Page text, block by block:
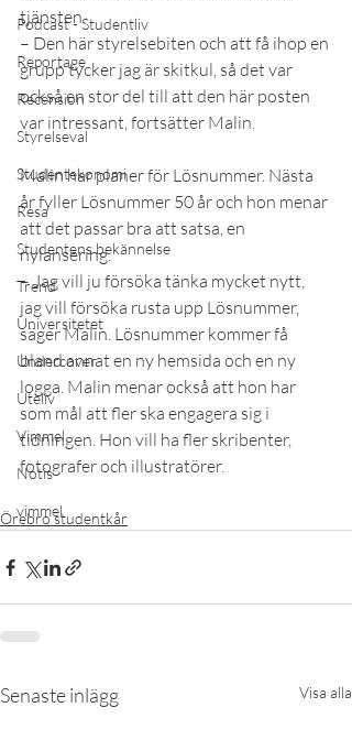
Podcast - Studentliv
Reportage
Recension
Styrelseval
Studentekonomi
Resa
Studentens bekännelse
Trend
Universitetet
Undercover
Uteliv
Vimmel
Notis
vimmel
tjänsten.
– Den här styrelsebiten och att få ihop en
grupp tycker jag är skitkul, så det var
också en stor del till att den här posten
var intressant, fortsätter Malin.
Malin har planer för Lösnummer. Nästa
år fyller Lösnummer 50 år och hon menar
att det passar bra att satsa, en
nylansering.
– Jag vill ju försöka tänka mycket nytt,
jag vill försöka rusta upp Lösnummer,
säger Malin. Lösnummer kommer få
bland annat en ny hemsida och en ny
logga. Malin menar också att hon har
som mål att fler ska engagera sig i
tidningen. Hon vill ha fler skribenter,
fotografer och illustratörer.
Örebro studentkår
Senaste inlägg Visa alla